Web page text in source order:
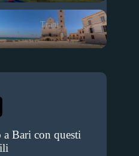
Trani
Bari con questi